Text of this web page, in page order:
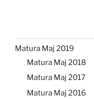
Matura Maj 2019
Matura Maj 2018
Matura Maj 2017
Matura Maj 2016